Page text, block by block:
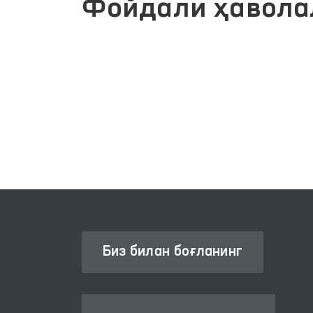
Фойдали
Биз билан боғланинг